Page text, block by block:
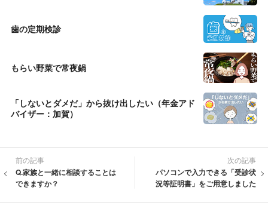
歯の定期検診
もらい野菜で常夜鍋
「しないとダメだ」から抜け出したい（年金アド
バイザー：加賀）
前の記事
Q.家族と一緒に相談することは
できますか？
次の記事
パソコンで入力できる「受診状
況等証明書」をご用意しました